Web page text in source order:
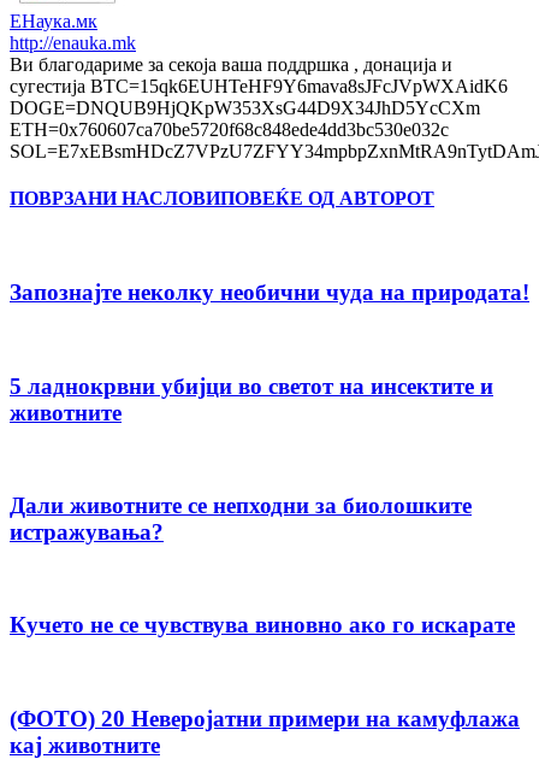
ЕНаука.мк
http://enauka.mk
Ви благодариме за секоја ваша поддршка , донација и
сугестија BTC=15qk6EUHTeHF9Y6mava8sJFcJVpWXAidK6
DOGE=DNQUB9HjQKpW353XsG44D9X34JhD5YcCXm
ETH=0x760607ca70be5720f68c848ede4dd3bc530e032c
ПОВРЗАНИ НАСЛОВИПОВЕЌЕ ОД АВТОРОТ
Запознајте неколку необични чуда на природата!
5 ладнокрвни убијци во светот на инсектите и
животните
Дали животните се непходни за биолошките
истражувања?
Кучето не се чувствува виновно ако го искарате
(ФОТО) 20 Неверојатни примери на камуфлажа
кај животните